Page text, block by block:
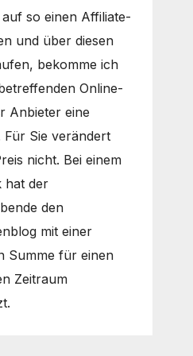
so einen Affiliate-
und über diesen
bekomme ich
Online-
Anbieter eine
Für Sie verändert
nicht. Bei einem
hat der
den
mit einer
Summe für einen
Zeitraum